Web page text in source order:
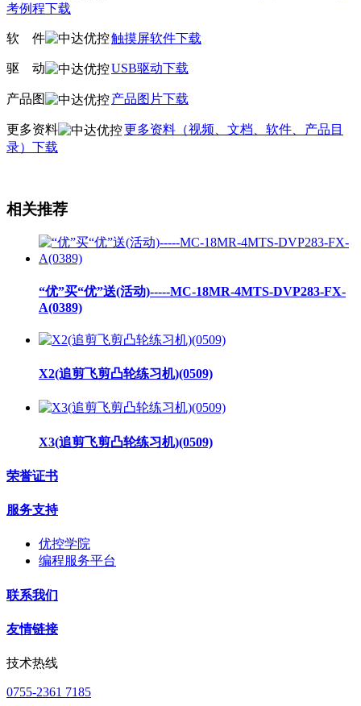
考例程下载
软 件 触摸屏软件下载
驱 动 USB驱动下载
产品图 产品图片下载
更多资料
更多资料（视频、文档、软件、产品目
录）下载
相关推荐
“优”买“优”送(活动)-----MC-18MR-4MTS-DVP283-FX-
A(0389)
X2(追剪飞剪凸轮练习机)(0509)
X3(追剪飞剪凸轮练习机)(0509)
荣誉证书
服务支持
优控学院
编程服务平台
联系我们
友情链接
技术热线
0755-2361 7185